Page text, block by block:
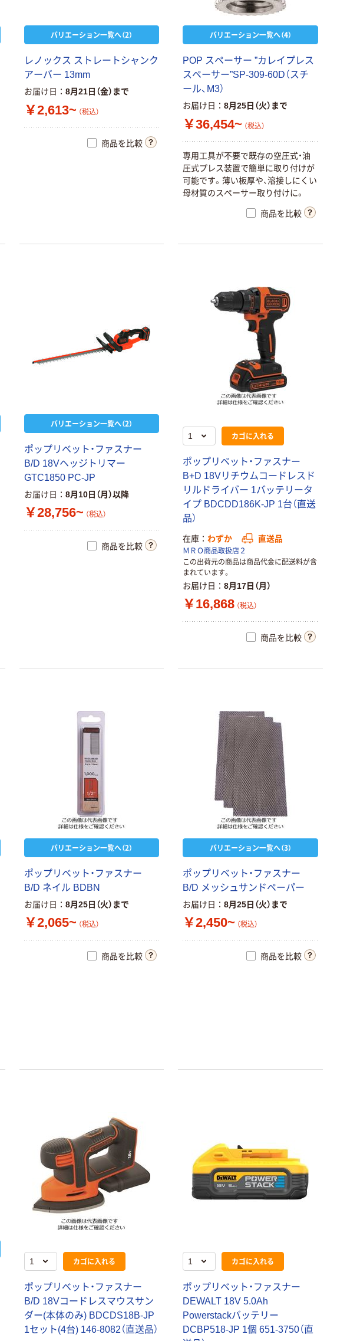
バリエーション一覧へ（2）
レ ノ ック ス ス ト レー トシャ ンク
アーバー 13mm
お届け日 8月21日（金）まで
￥2,613~ （税込）
商品を比較
バリエーション一覧へ（4）
POP スペーサー ”カ レイ プ レ ス
スペーサー”SP-309-60D （ スチ
ール、 M3）
お届け日 8月25日（火）まで
￥36,454~ （税込）
専用工具が不要で既存の空圧式・油
圧式プレス装置で簡単に取 り付けが
可能です。薄い板厚や、 溶接しに く い
母材質のスペーサー取 り付けに。
商品を比較
バリエーション一覧へ（2）
ポ ッ プリ ベ ッ ト ・ フ ァ スナー
B/D 18Vヘ ッジ ト リ マー
GTC1850 PC-JP
お届け日 8月10日（月）以降
￥28,756~ （税込）
商品を比較
カゴに入れる
ポ ッ プリ ベ ッ ト ・ フ ァ スナー
B+D 18Vリ チウムコー ド レ ス ド
リ ル ド ライバー 1バッテ リ ータ
イ プ BDCDD186K-JP 1台 （直送
品）
在庫 わずか 直送品
ＭＲＯ商品取扱店２
この出荷元の商品は商品代金に配送料が含
まれています。
お届け日 8月17日（月）
￥16,868 （税込）
商品を比較
バリエーション一覧へ（2）
ポ ッ プリ ベ ッ ト ・ フ ァ スナー
B/D ネイ ル BDBN
お届け日 8月25日（火）まで
￥2,065~ （税込）
商品を比較
バリエーション一覧へ（3）
ポ ッ プリ ベ ッ ト ・ フ ァ スナー
B/D メ ッシ ュ サ ン ドペーパー
お届け日 8月25日（火）まで
￥2,450~ （税込）
商品を比較
カゴに入れる
ポ ッ プリ ベ ッ ト ・ フ ァ スナー
B/D 18Vコー ド レ スマウ スサ ン
ダー(本体のみ) BDCDS18B-JP
1セ ッ ト(4台) 146-8082 （直送品）
カゴに入れる
ポ ッ プリ ベ ッ ト ・ フ ァ スナー
DEWA LT 18V 5.0Ah
Powerstackバッテ リ ー
DCBP518-JP 1個 651-3750（直